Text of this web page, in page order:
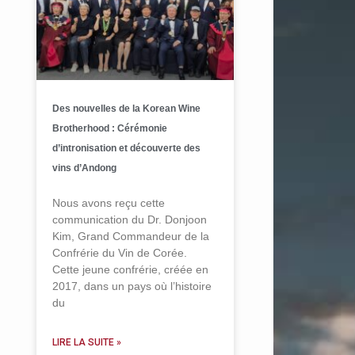
Des nouvelles de la Korean Wine
Brotherhood : Cérémonie
d’intronisation et découverte des
vins d’Andong
Nous avons reçu cette
communication du Dr. Donjoon
Kim, Grand Commandeur de la
Confrérie du Vin de Corée.
Cette jeune confrérie, créée en
2017, dans un pays où l’histoire
du
LIRE LA SUITE »